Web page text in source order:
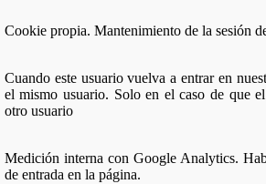
Cookie propia. Mantenimiento de la sesión
Cuando este usuario vuelva a entrar en
el mismo usuario. Solo en el caso de que
otro usuario
Medición interna con Google Analytics.
de entrada en la página.